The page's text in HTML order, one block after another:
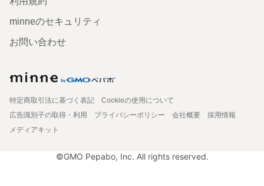
minneのセキュリティ
お問い合わせ
特定商取引法に基づく表記
Cookieの使用について
広告識別子の取得・利用
プライバシーポリシー 会社概要
採用情報
メディアキット
©GMO Pepabo, Inc. All rights reserved.